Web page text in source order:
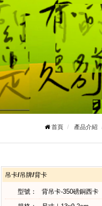
首頁 產品介紹
吊卡/吊牌/背卡
型號：
背吊卡-350磅銅西卡